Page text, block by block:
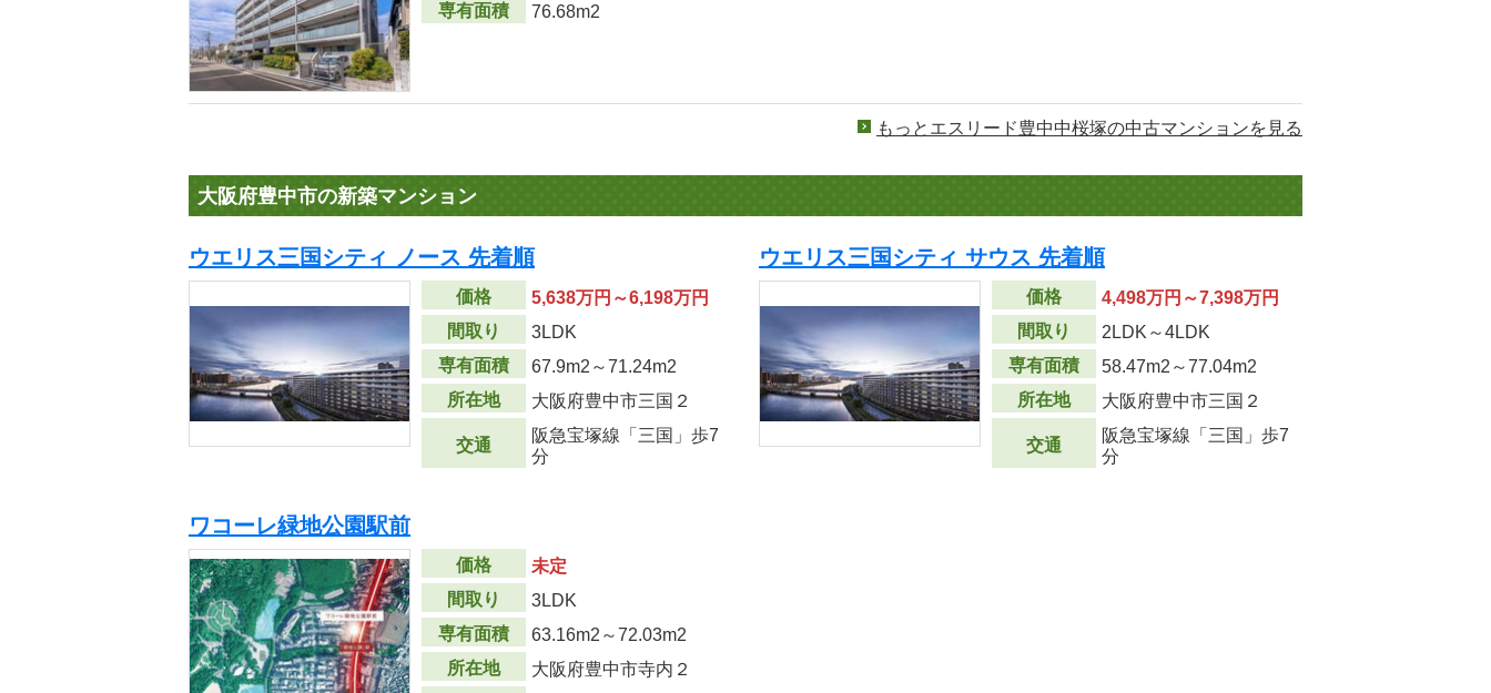
専有面積
76.68m2
もっとエスリード豊中中桜塚の中古マンションを見る
大阪府豊中市の新築マンション
ウエリス三国シティ ノース 先着順
価格
5,638万円～6,198万円
間取り
3LDK
専有面積
67.9m2 ～71.24m2
所在地
大阪府豊中市三国２
交通
阪急宝塚線「三国」歩7
分
ウエリス三国シティ サウス 先着順
価格
4,498万円～7,398万円
間取り
2LDK～4LDK
専有面積
58.47m2 ～77.04m2
所在地
大阪府豊中市三国２
交通
阪急宝塚線「三国」歩7
分
ワコーレ緑地公園駅前
価格
未定
間取り
3LDK
専有面積
63.16m2 ～72.03m2
所在地
大阪府豊中市寺内２